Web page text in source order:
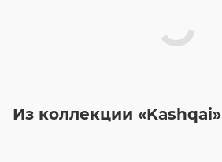
Из коллекции «Kashqai»